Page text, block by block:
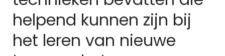
helpend kunnen zijn bij
het leren van nieuwe